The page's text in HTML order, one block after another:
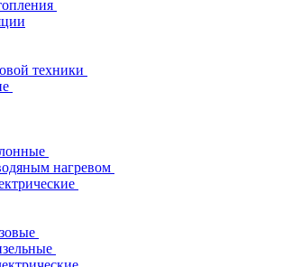
техники
нагревом